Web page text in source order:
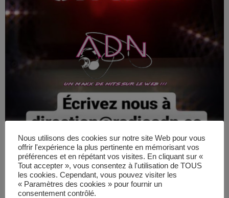
Nous utilisons des cookies sur notre site Web pour vous
offrir l'expérience la plus pertinente en mémorisant vos
préférences et en répétant vos visites. En cliquant sur «
Tout accepter », vous consentez à l'utilisation de TOUS
les cookies. Cependant, vous pouvez visiter les
« Paramètres des cookies » pour fournir un
consentement contrôlé.